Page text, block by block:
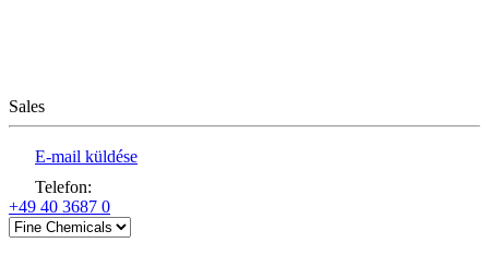
Sales
E-mail küldése
Telefon:
+49 40 3687 0